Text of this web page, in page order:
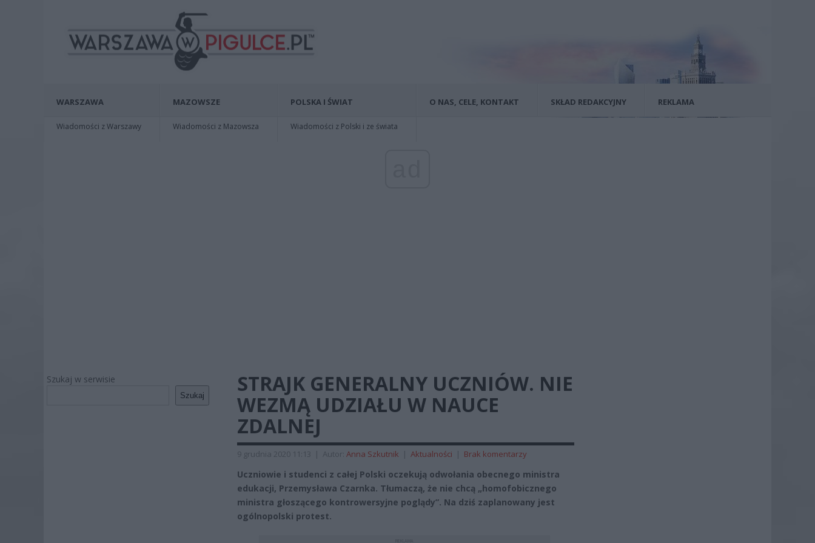
WARSZAWA
Wiadomości z Warszawy
MAZOWSZE
Wiadomości z Mazowsza
POLSKA I ŚWIAT
Wiadomości z Polski i ze świata
O NAS, CELE, KONTAKT SKŁAD REDAKCYJNY REKLAMA
Szukaj w serwisie
Szukaj
STRAJK GENERALNY UCZNIÓW. NIE
WEZMĄ UDZIAŁU W NAUCE
ZDALNEJ
9 grudnia 2020 11:13 | Autor: Anna Szkutnik | Aktualności | Brak komentarzy
Uczniowie i studenci z całej Polski oczekują odwołania obecnego ministra
edukacji, Przemysława Czarnka. Tłumaczą, że nie chcą „homofobicznego
ministra głoszącego kontrowersyjne poglądy”. Na dziś zaplanowany jest
ogólnopolski protest.